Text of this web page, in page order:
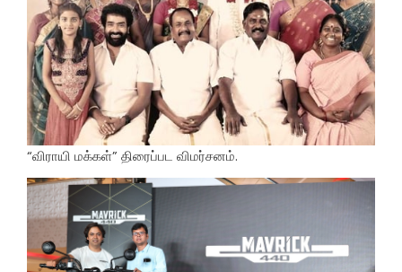
“விராயி மக்கள்” திரைப்பட விமர்சனம்.